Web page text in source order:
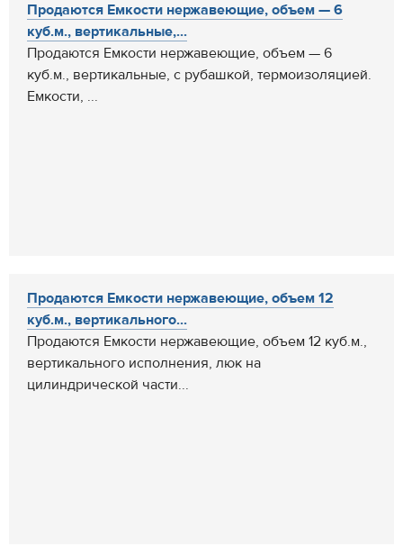
Продаются Емкости нержавеющие, объем — 6
куб.м., вертикальные,...
Продаются Емкости нержавеющие, объем — 6
куб.м., вертикальные, с рубашкой, термоизоляцией.
Емкости, ...
Продаются Емкости нержавеющие, объем 12
куб.м., вертикального...
Продаются Емкости нержавеющие, объем 12 куб.м.,
вертикального исполнения, люк на
цилиндрической части...